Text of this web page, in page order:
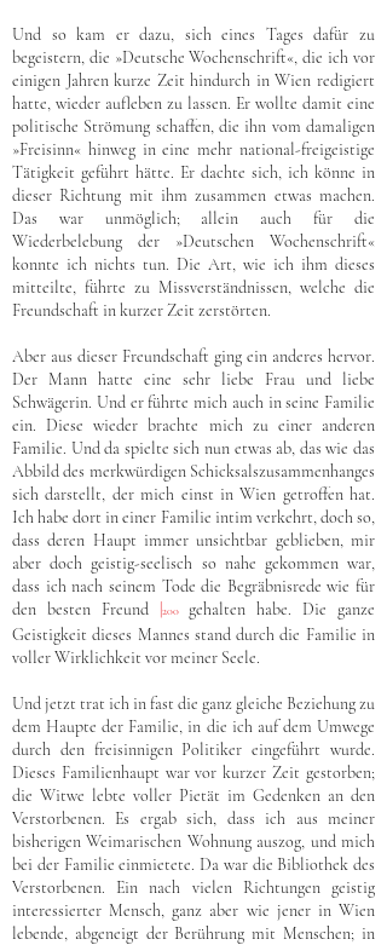
Und so kam er dazu, sich eines Tages dafür zu
begeistern, die »Deutsche Wochenschrift«, die ich vor
einigen Jahren kurze Zeit hindurch in Wien redigiert
hatte, wieder aufleben zu lassen. Er wollte damit eine
politische Strömung schaffen, die ihn vom damaligen
»Freisinn« hinweg in eine mehr national-freigeistige
Tätigkeit geführt hätte. Er dachte sich, ich könne in
dieser Richtung mit ihm zusammen etwas machen.
Das war unmöglich; allein auch für die
Wiederbelebung der »Deutschen Wochenschrift«
konnte ich nichts tun. Die Art, wie ich ihm dieses
mitteilte, führte zu Missverständnissen, welche die
Freundschaft in kurzer Zeit zerstörten.
Aber aus dieser Freundschaft ging ein anderes hervor.
Der Mann hatte eine sehr liebe Frau und liebe
Schwägerin. Und er führte mich auch in seine Familie
ein. Diese wieder brachte mich zu einer anderen
Familie. Und da spielte sich nun etwas ab, das wie das
Abbild des merkwürdigen Schicksalszusammenhanges
sich darstellt, der mich einst in Wien getroffen hat.
Ich habe dort in einer Familie intim verkehrt, doch so,
dass deren Haupt immer unsichtbar geblieben, mir
aber doch geistig-seelisch so nahe gekommen war,
dass ich nach seinem Tode die Begräbnisrede wie für
den besten Freund
200gehalten habe. Die ganze
Geistigkeit dieses Mannes stand durch die Familie in
voller Wirklichkeit vor meiner Seele.
Und jetzt trat ich in fast die ganz gleiche Beziehung zu
dem Haupte der Familie, in die ich auf dem Umwege
durch den freisinnigen Politiker eingeführt wurde.
Dieses Familienhaupt war vor kurzer Zeit gestorben;
die Witwe lebte voller Pietät im Gedenken an den
Verstorbenen. Es ergab sich, dass ich aus meiner
bisherigen Weimarischen Wohnung auszog, und mich
bei der Familie einmietete. Da war die Bibliothek des
Verstorbenen. Ein nach vielen Richtungen geistig
interessierter Mensch, ganz aber wie jener in Wien
lebende, abgeneigt der Berührung mit Menschen; in